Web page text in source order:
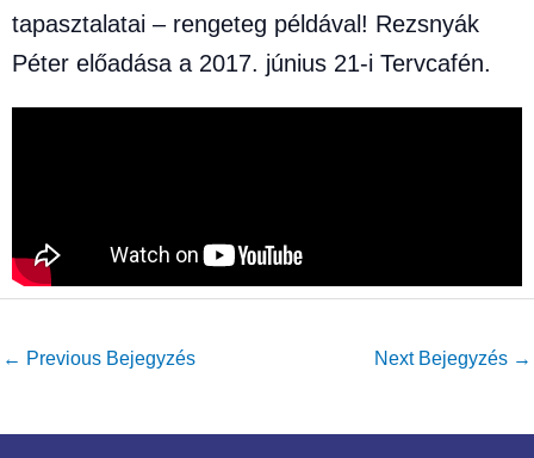
tapasztalatai – rengeteg példával! Rezsnyák
Péter előadása a 2017. június 21-i Tervcafén.
← Previous Bejegyzés Next Bejegyzés →